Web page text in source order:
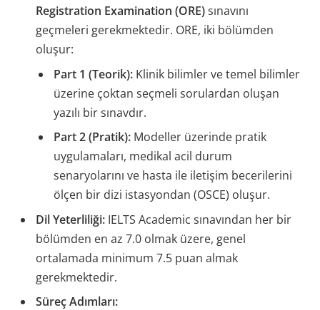
Registration Examination (ORE)sınavını
geçmeleri gerekmektedir. ORE, iki bölümden
oluşur:
Part 1 (Teorik): Klinik bilimler ve temel bilimler
üzerine çoktan seçmeli sorulardan oluşan
yazılı bir sınavdır.
Part 2 (Pratik): Modeller üzerinde pratik
uygulamaları, medikal acil durum
senaryolarını ve hasta ile iletişim becerilerini
ölçen bir dizi istasyondan (OSCE) oluşur.
Dil Yeterliliği: IELTS Academic sınavından her bir
bölümden en az 7.0 olmak üzere, genel
ortalamada minimum 7.5 puan almak
gerekmektedir.
Süreç Adımları: